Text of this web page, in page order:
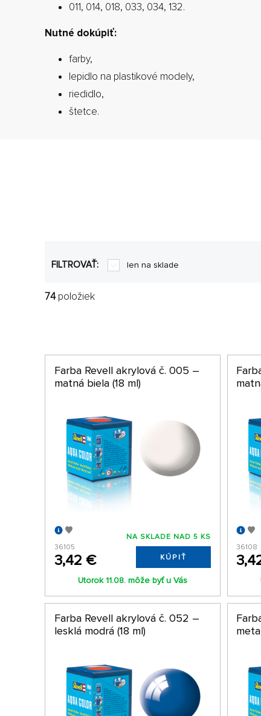
011, 014, 018, 033, 034, 132.
Nutné dokúpiť:
farby,
lepidlo na plastikové modely,
riedidlo,
štetce.
FILTROVAŤ: len na sklade
74položiek
Farba Revell akrylová č. 005 –
matná biela (18 ml)
36105
3,42 €
NA SKLADE NAD 5 KS
KÚPIŤ
Utorok 11.08. môže byť u Vás
36108
Farba Revell akrylová č. 052 –
lesklá modrá (18 ml)